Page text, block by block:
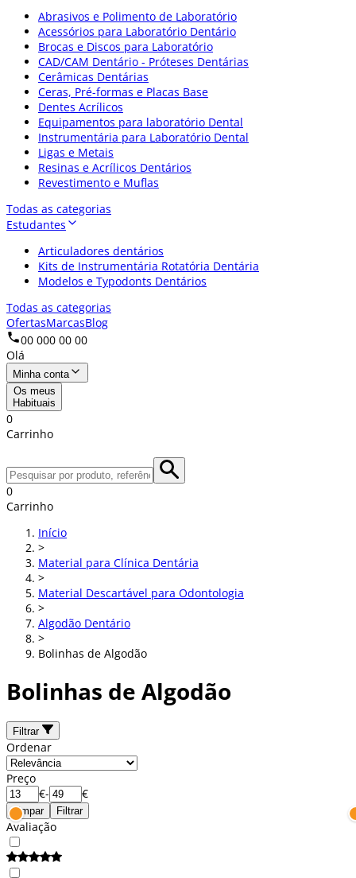
Abrasivos e Polimento de Laboratório
Acessórios para Laboratório Dentário
Brocas e Discos para Laboratório
CAD/CAM Dentário - Próteses Dentárias
Cerâmicas Dentárias
Ceras, Pré-formas e Placas Base
Dentes Acrílicos
Equipamentos para laboratório Dental
Instrumentária para Laboratório Dental
Ligas e Metais
Resinas e Acrílicos Dentários
Revestimento e Muflas
Todas as categorias
Estudantes
Articuladores dentários
Kits de Instrumentária Rotatória Dentária
Modelos e Typodonts Dentários
Todas as categorias
OfertasMarcasBlog
00 000 00 00
Olá
Minha conta
Os meus
Habituais
0
Carrinho
0
Carrinho
Início
>
Material para Clínica Dentária
>
Material Descartável para Odontologia
>
Algodão Dentário
>
Bolinhas de Algodão
Bolinhas de Algodão
Filtrar
Ordenar
Preço
€- €
Limpar Filtrar
Avaliação